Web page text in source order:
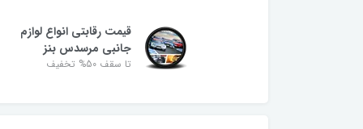
قیمت رقابتی انواع لوازم
جانبی مرسدس بنز
تا سقف 50% تخفیف